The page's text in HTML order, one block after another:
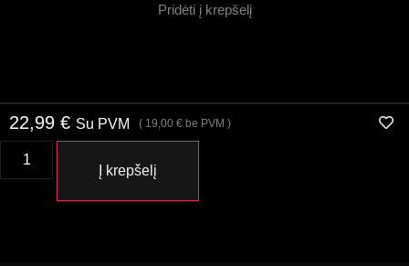
Pridėti į krepšelį
22,99 € Su PVM ( 19,00 € be PVM )
Į krepšelį